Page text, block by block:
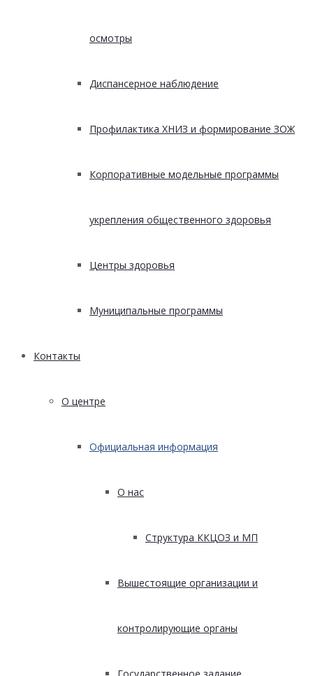
осмотры
Диспансерное наблюдение
Профилактика ХНИЗ и формирование ЗОЖ
Корпоративные модельные программы
укрепления общественного здоровья
Центры здоровья
Муниципальные программы
Контакты
О центре
Официальная информация
О нас
Структура ККЦОЗ и МП
Вышестоящие организации и
контролирующие органы